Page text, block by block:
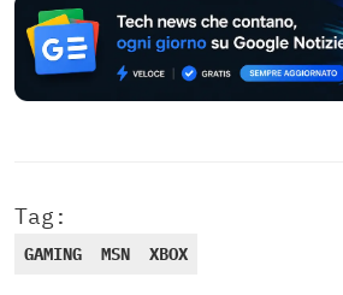
Tag:
GAMING MSN XBOX